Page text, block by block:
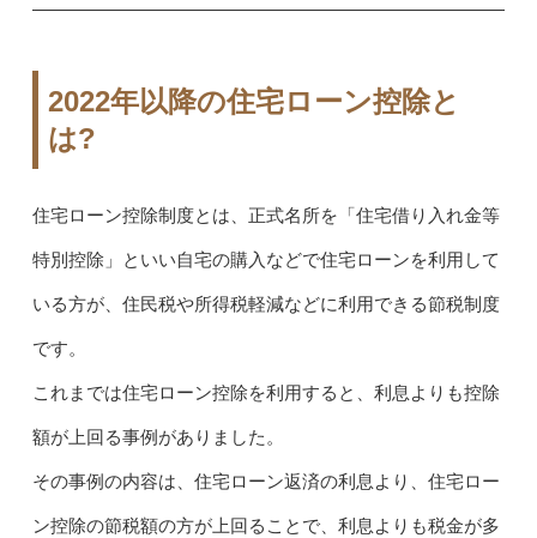
2022年以降の住宅ローン控除と
は?
住宅ローン控除制度とは、正式名所を「住宅借り入れ金等
特別控除」といい自宅の購入などで住宅ローンを利用して
いる方が、住民税や所得税軽減などに利用できる節税制度
です。
これまでは住宅ローン控除を利用すると、利息よりも控除
額が上回る事例がありました。
その事例の内容は、住宅ローン返済の利息より、住宅ロー
ン控除の節税額の方が上回ることで、利息よりも税金が多